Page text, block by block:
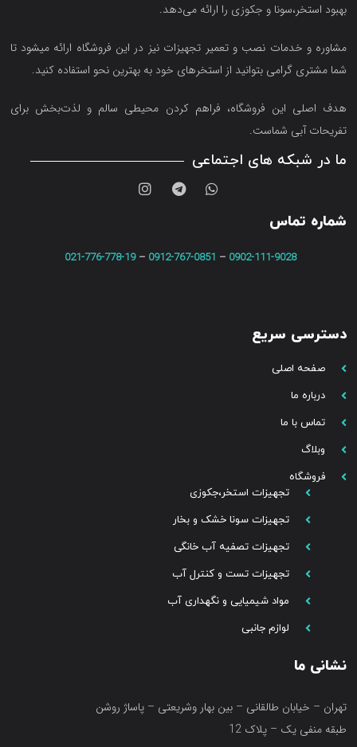
بهبود استخر،سونا و جکوزی را ارائه می‌دهد.
مشاوره و خدمات نصب و تعمیر تجهیزات نیز در این فروشگاه ارائه میشود تا
شما مشتری گرامی بتوانید از استخرهای خود به بهترین نحو استفاده کنید.
هدف اصلی این فروشگاه‌، فراهم کردن محیطی سالم و لذت‌بخش برای
تفریحات آبی شماست.
ما در شبکه های اجتماعی
شماره تماس
0902-111-9028
–
0912-767-0851
–
021-776-778-19
دسترسی سریع
صفحه اصلی
درباره ما
تماس با ما
وبلاگ
فروشگاه
تجهیزات استخر،جکوزی
تجهیزات سونا خشک و بخار
تجهیزات تصفیه آب خانگی
تجهیزات تست و کنترل آب
مواد شیمیایی و نگهداری آب
لوازم جانبی
نشانی ما
تهران – خیابان طالقانی – بین بهار وشریعتی – پاساژ روشن
طبقه منفی یک – پلاک 12